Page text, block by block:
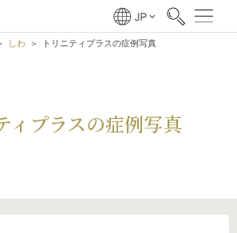
しわ トリニティプラスの症例写真
ィプラスの症例写真